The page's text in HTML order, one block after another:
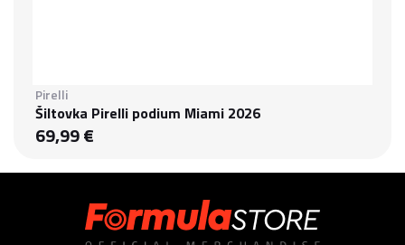
Pirelli
Šiltovka Pirelli podium Miami 2026
69,99 €